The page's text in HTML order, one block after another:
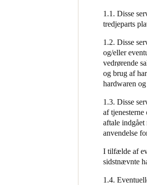
1.1. Disse
tredjeparts
1.2. Disse
og/eller
vedrørende
og brug af
hardwaren
1.3. Disse
af
aftale
anvendelse
I tilfælde af
sidstnævnte
1.4.